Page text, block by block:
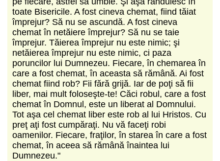
toate Bisericile. A fost cineva chemat, fiind tăiat
împrejur? Să nu se ascundă. A fost cineva
chemat în netăiere împrejur? Să nu se taie
împrejur. Tăierea împrejur nu este nimic; şi
netăierea împrejur nu este nimic, ci paza
poruncilor lui Dumnezeu. Fiecare, în chemarea în
care a fost chemat, în aceasta să rămână. Ai fost
chemat fiind rob? Fii fără grijă. Iar de poţi să fii
liber, mai mult foloseşte-te! Căci robul, care a fost
chemat în Domnul, este un liberat al Domnului.
Tot aşa cel chemat liber este rob al lui Hristos. Cu
preţ aţi fost cumpăraţi. Nu vă faceţi robi
oamenilor. Fiecare, fraţilor, în starea în care a fost
chemat, în aceea să rămână înaintea lui
Dumnezeu."